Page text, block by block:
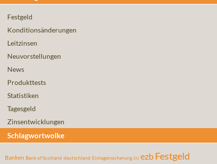
Festgeld
Konditionsänderungen
Leitzinsen
Neuvorstellungen
News
Produkttests
Statistiken
Tagesgeld
Zinsentwicklungen
Schlagwortwolke
Banken Bank of Scotland deutschland Einlagensicherung EU ezbFestgeld